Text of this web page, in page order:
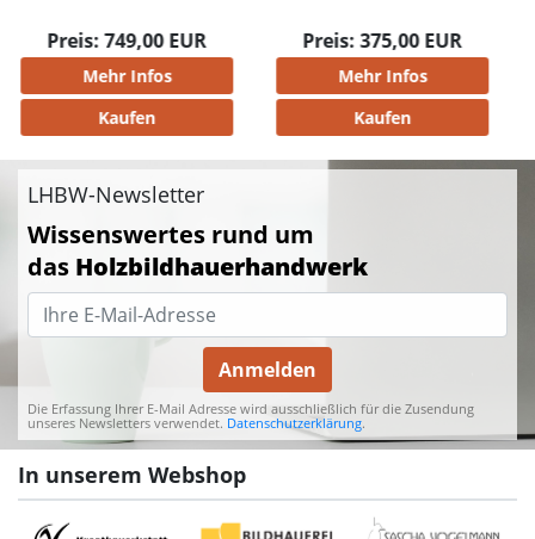
Preis: 375,00 EUR
Mehr Infos
Kaufen
Preis: 530,00 EUR
Mehr Infos
Kaufen
LHBW-Newsletter
Wissenswertes rund um
das Holzbildhauerhandwerk
Anmelden
Die Erfassung Ihrer E-Mail Adresse wird ausschließlich für die Zusendung
unseres Newsletters verwendet. Datenschutzerklärung.
In unserem Webshop